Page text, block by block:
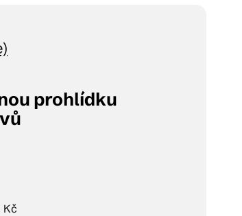
prohlídku
Kč